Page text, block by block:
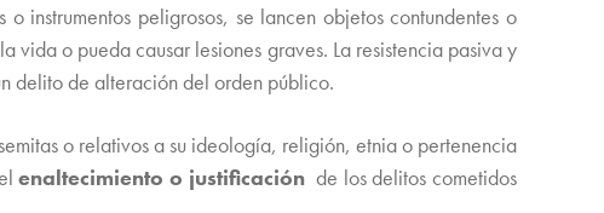
instrumentos peligrosos, se lancen objetos contundentes o
o pueda causar lesiones graves. La resistencia pasiva y
delito de alteración del orden público.
o relativos a su ideología, religión, etnia o pertenencia
enaltecimiento o justificaciónde los delitos cometidos